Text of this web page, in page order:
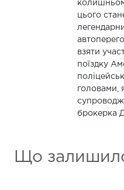
цього
взяти
поїздку
головами,
брокерка
Що